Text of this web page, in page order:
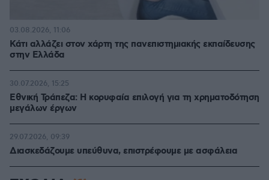
Κάτι αλλάζει στον χάρτη της πανεπιστημιακής εκπαίδευσης
στην Ελλάδα
03.08.2026, 11:06
Εθνική Τράπεζα: Η κορυφαία επιλογή για τη χρηματοδότηση
μεγάλων έργων
30.07.2026, 15:25
Διασκεδάζουμε υπεύθυνα, επιστρέφουμε με ασφάλεια
29.07.2026, 09:39